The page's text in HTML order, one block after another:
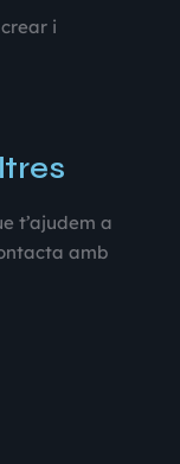
i
t’ajudem a
amb